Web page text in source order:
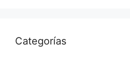
Categorías